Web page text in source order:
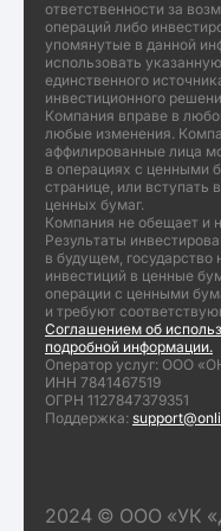
ответственности за
операций либо
упомянутые в данной
использовать
единственного
инвестиционного
Компания вправе в
любые изменения.
аффилированные лица
в операциях с ценными
странице, или вступать
ценных бумаг.
Компания не обещает и
Результаты
в будущем, государство
инвестиций в ценные
операции с ценными
и требуют
Соглашением об
подробной информации.
Оператор услуг: ООО
ИНН 7841467519
ОГРН 1127847379351
Поддержка:
2024 © ООО «УК